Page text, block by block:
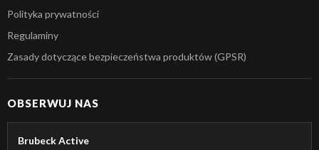
Polityka prywatności
Regulaminy
Zasady dotyczące bezpieczeństwa produktów (GPSR)
OBSERWUJ NAS
Brubeck Active